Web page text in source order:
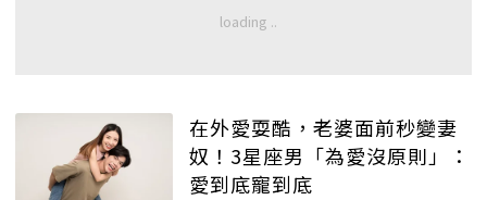
在外愛耍酷，老婆面前秒變妻
奴！3星座男「為愛沒原則」：
愛到底寵到底